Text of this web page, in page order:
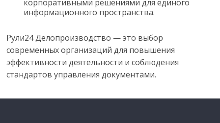
корпоративными решениями для единого
информационного пространства.
Рули24 Делопроизводство — это выбор
современных организаций для повышения
эффективности деятельности и соблюдения
стандартов управления документами.